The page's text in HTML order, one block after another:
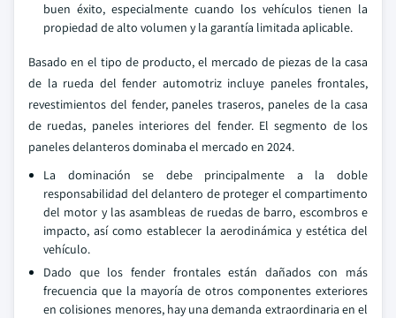
buen éxito, especialmente cuando los vehículos tienen la
propiedad de alto volumen y la garantía limitada aplicable.
Basado en el tipo de producto, el mercado de piezas de la casa
de la rueda del fender automotriz incluye paneles frontales,
revestimientos del fender, paneles traseros, paneles de la casa
de ruedas, paneles interiores del fender. El segmento de los
paneles delanteros dominaba el mercado en 2024.
La dominación se debe principalmente a la doble
responsabilidad del delantero de proteger el compartimento
del motor y las asambleas de ruedas de barro, escombros e
impacto, así como establecer la aerodinámica y estética del
vehículo.
Dado que los fender frontales están dañados con más
frecuencia que la mayoría de otros componentes exteriores
en colisiones menores, hay una demanda extraordinaria en el